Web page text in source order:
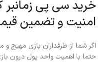
خرید سی پی زمانبر
امنیت و تضمین
اگر شما از طرفداران بازی مهیج